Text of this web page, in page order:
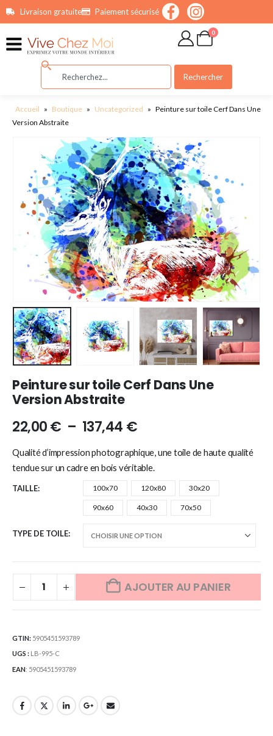
principalLivraison gratuite Paiement sécurisé
0
Rechercher
Accueil » Boutique » Uncategorized » Peinture sur toile Cerf Dans Une
Version Abstraite
Peinture sur toile Cerf Dans Une
Version Abstraite
22,00€ – 137,44 €
Qualité d’impression photographique, une toile de haute qualité
tendue sur un cadre en bois véritable.
TAILLE 100x70 120x80 30x20
90x60 40x30 70x50
TYPE DE TOILE
AJOUTER AU PANIER
GTIN: 5905451593789
UGS : LB-995-C
EAN: 5905451593789